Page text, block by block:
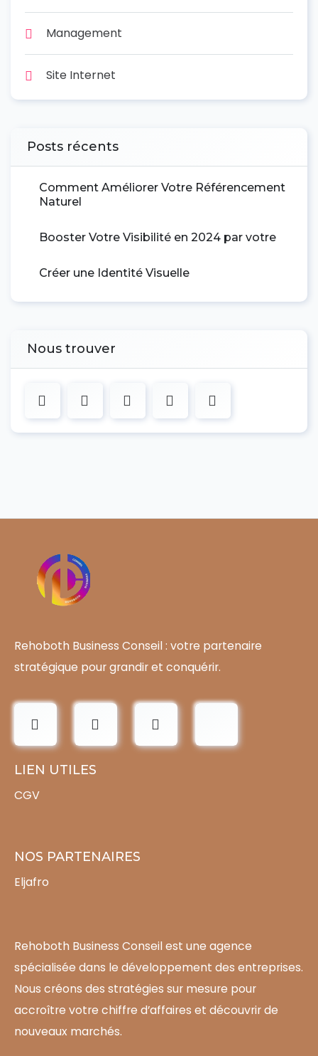
Management
Site Internet
Posts récents
Comment Améliorer Votre Référencement
Naturel
Booster Votre Visibilité en 2024 par votre
Créer une Identité Visuelle
Nous trouver
Rehoboth Business Conseil : votre partenaire
stratégique pour grandir et conquérir.
LIEN UTILES
CGV
NOS PARTENAIRES
Eljafro
Rehoboth Business Conseil est une agence
spécialisée dans le développement des entreprises.
Nous créons des stratégies sur mesure pour
accroître votre chiffre d’affaires et découvrir de
nouveaux marchés.